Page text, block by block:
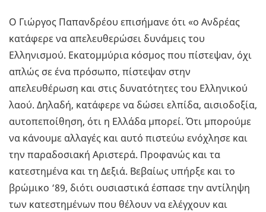
Ο Γιώργος Παπανδρέου επισήμανε ότι «ο Ανδρέας
κατάφερε να απελευθερώσει δυνάμεις του
Ελληνισμού. Εκατομμύρια κόσμος που πίστεψαν, όχι
απλώς σε ένα πρόσωπο, πίστεψαν στην
απελευθέρωση και στις δυνατότητες του Ελληνικού
λαού. Δηλαδή, κατάφερε να δώσει ελπίδα, αισιοδοξία,
αυτοπεποίθηση, ότι η Ελλάδα μπορεί. Ότι μπορούμε
να κάνουμε αλλαγές και αυτό πιστεύω ενόχλησε και
την παραδοσιακή Αριστερά. Προφανώς και τα
κατεστημένα και τη Δεξιά. Βεβαίως υπήρξε και το
βρώμικο ‘89, διότι ουσιαστικά έσπασε την αντίληψη
των κατεστημένων που θέλουν να ελέγχουν και